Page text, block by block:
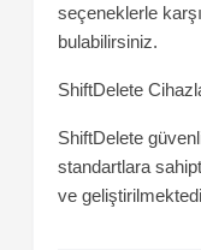
seçeneklerle
bulabilirsiniz.
ShiftDelete
ShiftDelete
standartlara
ve